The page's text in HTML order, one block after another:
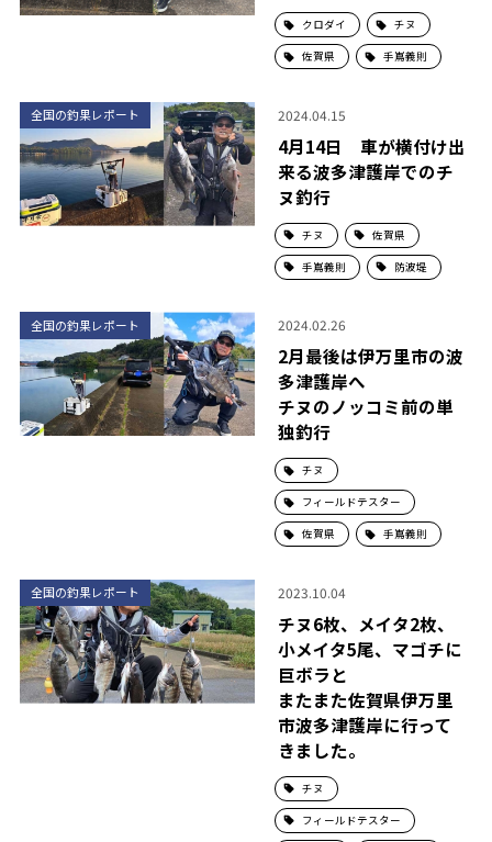
クロダイ チヌ
佐賀県 手嶌義則
全国の釣果レポート 2024.04.15
4月14日 車が横付け出
来る波多津護岸でのチ
ヌ釣行
チヌ 佐賀県
手嶌義則 防波堤
全国の釣果レポート 2024.02.26
2月最後は伊万里市の波
多津護岸へ
チヌのノッコミ前の単
独釣行
チヌ
フィールドテスター
佐賀県 手嶌義則
全国の釣果レポート 2023.10.04
チヌ6枚、メイタ2枚、
小メイタ5尾、マゴチに
巨ボラと
またまた佐賀県伊万里
市波多津護岸に行って
きました。
チヌ
フィールドテスター